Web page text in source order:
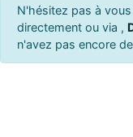
N'hésitez pas à vous
directement ou via ,
n'avez pas encore